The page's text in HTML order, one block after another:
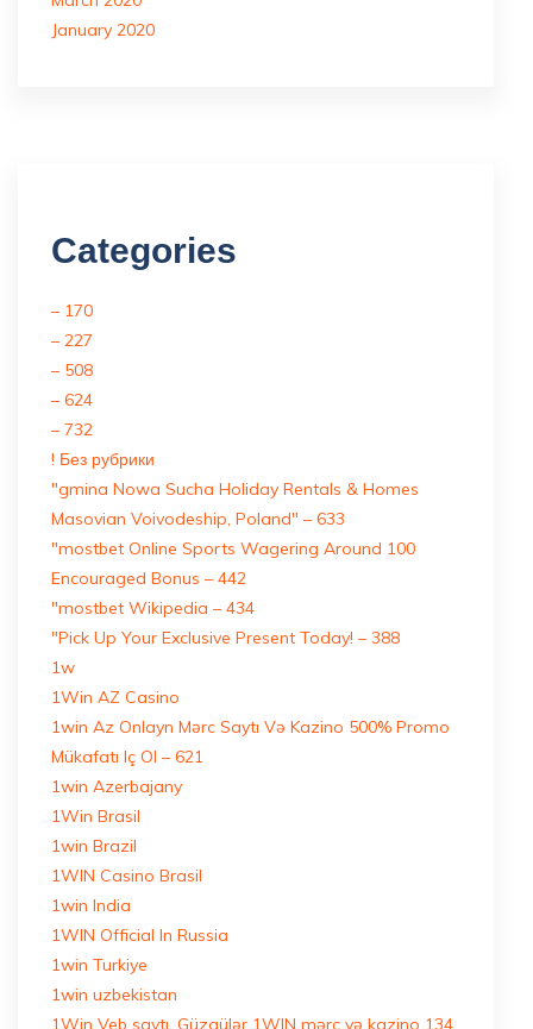
January 2020
Categories
– 170
– 227
– 508
– 624
– 732
! Без рубрики
"gmina Nowa Sucha Holiday Rentals & Homes
Masovian Voivodeship, Poland" – 633
"mostbet Online Sports Wagering Around 100
Encouraged Bonus – 442
"mostbet Wikipedia – 434
"Pick Up Your Exclusive Present Today! – 388
1w
1Win AZ Casino
1win Az Onlayn Mərc Saytı Və Kazino 500% Promo
Mükafatı Iç Ol – 621
1win Azerbajany
1Win Brasil
1win Brazil
1WIN Casino Brasil
1win India
1WIN Official In Russia
1win Turkiye
1win uzbekistan
1Win Veb saytı, Güzgülər 1WIN mərc və kazino 134